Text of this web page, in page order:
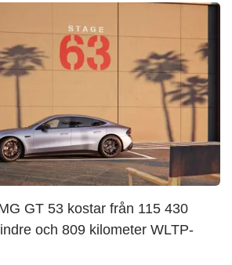
GT 53 kostar från 115 430
och 809 kilometer WLTP-